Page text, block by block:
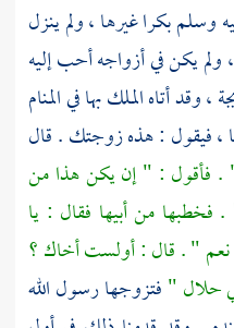
وسلم بكرا غيرها ، ولم ينزل
ولم يكن في أزواجه أحب إليه
، وقد أتاه الملك بها في المنام
، فيقول : هذه زوجتك . قال
فأقول : " إن يكن هذا من
فخطبها من أبيها فقال : يا
" . قال : أولست أخاك ؟
حلال "فتزوجها رسول الله